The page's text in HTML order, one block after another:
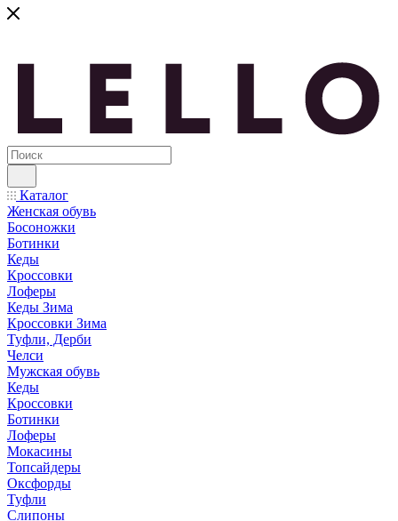
Каталог
Женская обувь
Босоножки
Ботинки
Кеды
Кроссовки
Лоферы
Кеды Зима
Кроссовки Зима
Туфли, Дерби
Челси
Мужская обувь
Кеды
Кроссовки
Ботинки
Лоферы
Мокасины
Топсайдеры
Оксфорды
Туфли
Слипоны